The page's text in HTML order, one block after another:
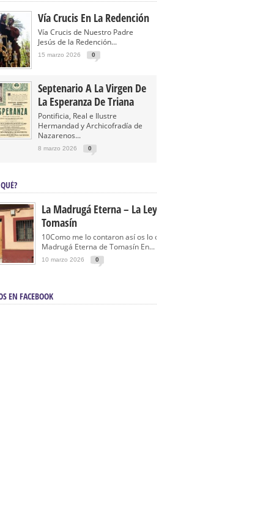
Vía Crucis En La Redención
Vía Crucis de Nuestro Padre
Jesús de la Redención...
15 marzo 2026 0
Septenario A La Virgen De
La Esperanza De Triana
Pontificia, Real e Ilustre
Hermandad y Archicofradía de
Nazarenos...
8 marzo 2026 0
La Madrugá Eterna – La Leyenda De
Tomasín
10Como me lo contaron así os lo cuento… La
Madrugá Eterna de Tomasín En...
10 marzo 2026 0
EN FACEBOOK